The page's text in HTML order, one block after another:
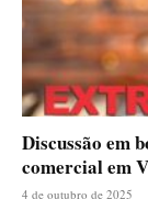
Discussão em
comercial em
4 de outubro de 2025